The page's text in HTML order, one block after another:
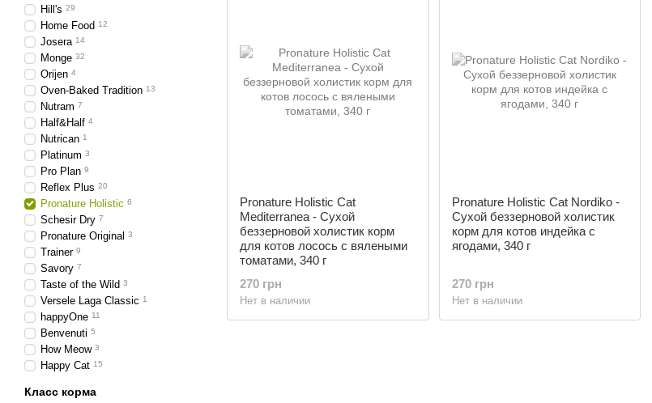
Pronature Holistic Cat
Mediterranea - Сухой
беззерновой холистик корм
для котов лосось с вялеными
томатами, 340 г
270 грн
Нет в наличии
Pronature Holistic Cat Nordikо -
Сухой беззерновой холистик
корм для котов индейка с
ягодами, 340 г
270 грн
Нет в наличии
Hill's 29
Home Food 12
Josera 14
Monge 32
Orijen 4
Oven-Baked Tradition 13
Nutram 7
Half&Half 4
Nutrican 1
Platinum 3
Pro Plan 9
Reflex Plus 20
Pronature Holistic 6
Schesir Dry 7
Pronature Original 3
Trainer 9
Savory 7
Taste of the Wild 3
Versele Laga Classic 1
happyOne 11
Benvenuti 5
How Meow 3
Happy Cat 15
Класс корма